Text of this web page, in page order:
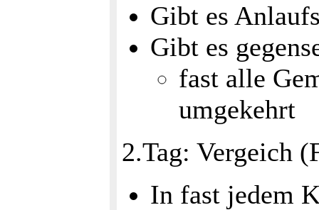
Gibt es
Gibt es
fast alle
umgekehrt
2.Tag: Vergeich
In fast jedem